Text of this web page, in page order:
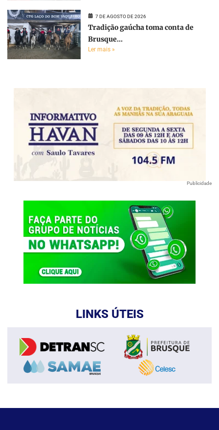
7 DE AGOSTO DE 2026
Tradição gaúcha toma conta de
Brusque...
Ler mais »
Publicidade
LINKS ÚTEIS